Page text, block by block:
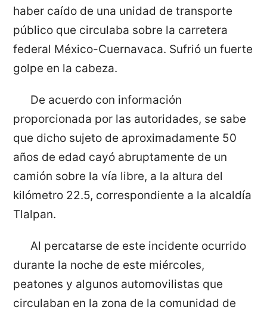
haber caído de una unidad de transporte
público que circulaba sobre la carretera
federal México-Cuernavaca. Sufrió un fuerte
golpe en la cabeza.
De acuerdo con información
proporcionada por las autoridades, se sabe
que dicho sujeto de aproximadamente 50
años de edad cayó abruptamente de un
camión sobre la vía libre, a la altura del
kilómetro 22.5, correspondiente a la alcaldía
Tlalpan.
Al percatarse de este incidente ocurrido
durante la noche de este miércoles,
peatones y algunos automovilistas que
circulaban en la zona de la comunidad de